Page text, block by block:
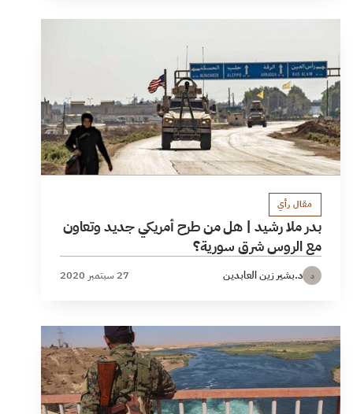
مقال رأي
بدر ملا رشيد | هل من طرح أمريكي جديد وتعاون
مع الروس شرق سورية؟
د د.بشير زين العابدين 27 سبتمبر 2020